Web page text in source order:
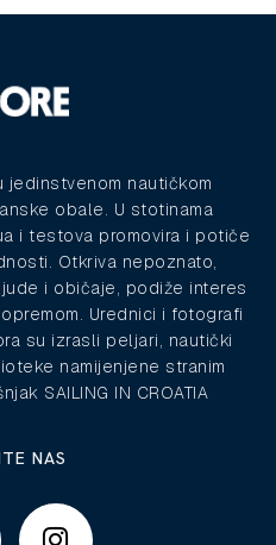
nautičkom
obale. U stotinama
i testova promovira i potiče
Otkriva nepoznato,
i običaje, podiže interes
Urednici i fotografi
su izrasli peljari, nautički
namijenjene stranim
SAILING IN CROATIA
NAS